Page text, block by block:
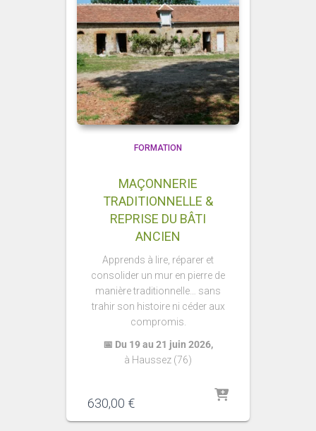
FORMATION
MAÇONNERIE
TRADITIONNELLE &
REPRISE DU BÂTI
ANCIEN
Apprends à lire, réparer et
consolider un mur en pierre de
manière traditionnelle… sans
trahir son histoire ni céder aux
compromis.
📅 Du 19 au 21 juin 2026,
à Haussez (76)
630,00 €